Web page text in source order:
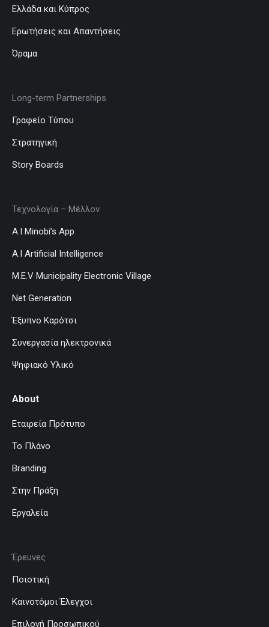
Ελλάδα και Κύπρος
Ερωτήσεις και Απαντήσεις
Όραμα
Long-term Partnerships
Γραφείο Τύπου
Στρατηγική
Story Boards
Τεχνολογία – Μέλλον
A.I Minobi’s App
A.I Artificial Intelligence
M.E.V Municipality Electronic Village
Net Generation
Έξυπνο Καρότσι
Συνεργασία ηλεκτρονικά
Ψηφιακό Υλικό
About
Εταιρεία Πρότυπο
Το Πλάνο
Branding
Στην Πράξη
Εργαλεία
Έρευνες
Ποιοτική
Καινοτόμοι Έλεγχοι
Επιλογή Προσωπικού